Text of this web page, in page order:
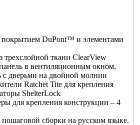
покрытием DuPont™ и элементами
трехслойной ткани ClearView
в вентиляционным окном,
с дверьми на двойной молнии
Ratchet Tite для крепления
ShelterLock
для крепления конструкции – 4
сборки на русском языке.